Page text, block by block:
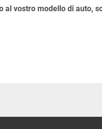
vostro modello di auto,